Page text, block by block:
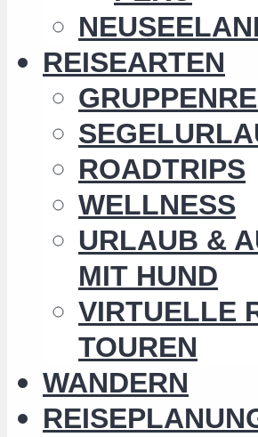
REISEARTEN
ROADTRIPS
WELLNESS
URLAUB &
MIT HUND
VIRTUELLE
TOUREN
WANDERN